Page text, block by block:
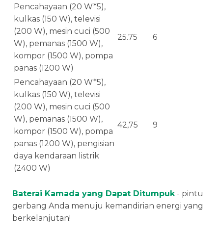
Pencahayaan (20 W*5),
kulkas (150 W), televisi
(200 W), mesin cuci (500
W), pemanas (1500 W),
kompor (1500 W), pompa
panas (1200 W)
25.75 6
Pencahayaan (20 W*5),
kulkas (150 W), televisi
(200 W), mesin cuci (500
W), pemanas (1500 W),
kompor (1500 W), pompa
panas (1200 W), pengisian
daya kendaraan listrik
(2400 W)
42,75 9
Baterai Kamada yang Dapat Ditumpuk- pintu
gerbang Anda menuju kemandirian energi yang
berkelanjutan!